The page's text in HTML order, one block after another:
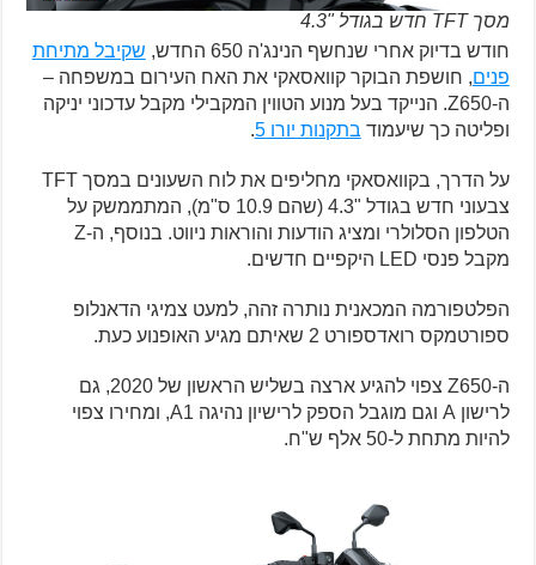
מסך TFT חדש בגודל "4.3
חודש בדיוק אחרי שנחשף הנינג'ה 650 החדש,
שקיבל מתיחת
פנים, חושפת הבוקר קוואסאקי את האח העירום במשפחה –
ה-Z650. הנייקד בעל מנוע הטווין המקבילי מקבל עדכוני יניקה
ופליטה כך שיעמוד בתקנות יורו 5 .
על הדרך, בקוואסאקי מחליפים את לוח השעונים במסך TFT
צבעוני חדש בגודל "4.3 (שהם 10.9 ס"מ), המתממשק על
הטלפון הסלולרי ומציג הודעות והוראות ניווט. בנוסף, ה-Z
מקבל פנסי LED היקפיים חדשים.
הפלטפורמה המכאנית נותרה זהה, למעט צמיגי הדאנלופ
ספורטמקס רואדספורט 2 שאיתם מגיע האופנוע כעת.
ה-Z650 צפוי להגיע ארצה בשליש הראשון של 2020, גם
לרישון A וגם מוגבל הספק לרישיון נהיגה A1, ומחירו צפוי
להיות מתחת ל-50 אלף ש"ח.